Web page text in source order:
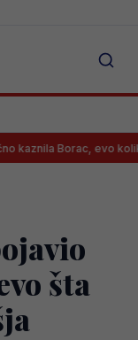
Borac, evo koliko
šta